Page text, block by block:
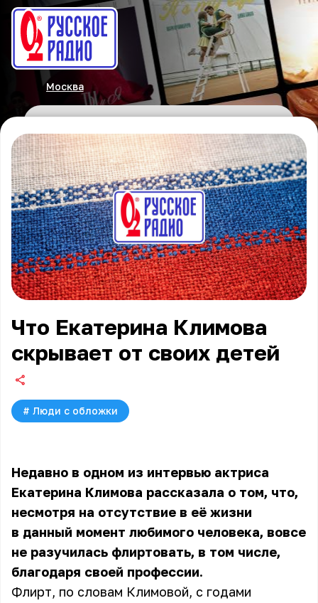
Москва
Что Екатерина Климова
скрывает от своих детей
# Люди с обложки
Недавно в одном из интервью актриса
Екатерина Климова рассказала о том, что,
несмотря на отсутствие в её жизни
в данный момент любимого человека, вовсе
не разучилась флиртовать, в том числе,
благодаря своей профессии.
Флирт, по словам Климовой, с годами